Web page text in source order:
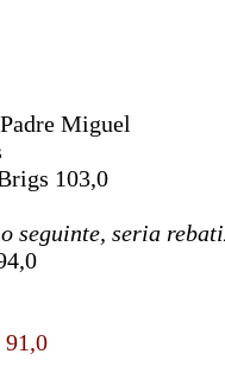
Miguel
103,0
seguinte, seria
91,0